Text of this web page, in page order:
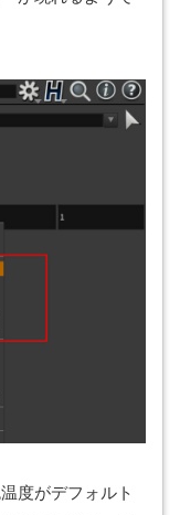
度がデフォルト